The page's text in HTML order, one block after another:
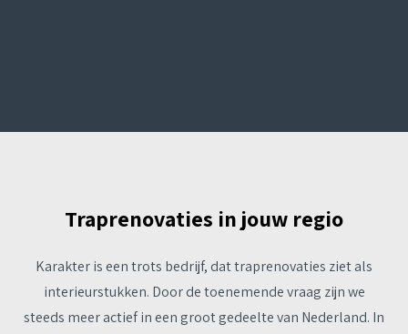
Traprenovaties in jouw regio
Karakter is een trots bedrijf, dat traprenovaties ziet als
interieurstukken. Door de toenemende vraag zijn we
steeds meer actief in een groot gedeelte van Nederland. In